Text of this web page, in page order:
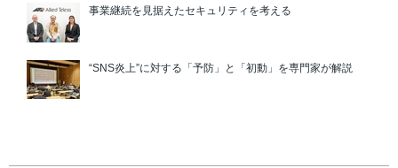
事業継続を見据えたセキュリティを考える
“SNS炎上”に対する「予防」と「初動」を専門家が解説